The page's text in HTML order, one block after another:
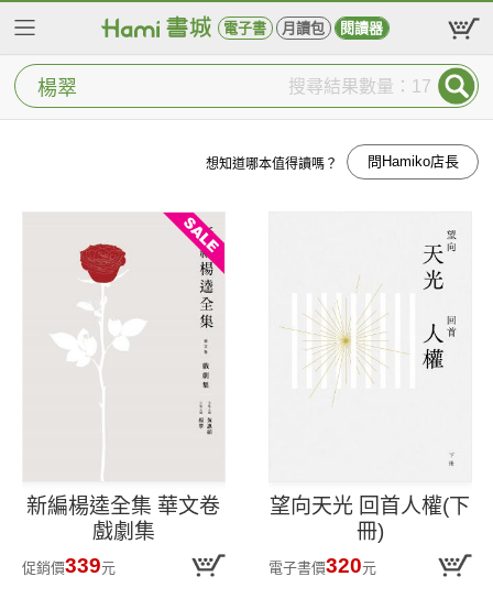
電子書 月讀包 閱讀器
搜尋結果數量：17
想知道哪本值得讀嗎？ 問Hamiko店長
新編楊逵全集 華文卷
戲劇集
促銷價339元
望向天光 回首人權(下
冊)
電子書價320元